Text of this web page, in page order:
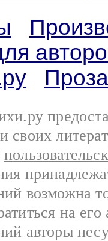
своих
возможна
на его
авторы